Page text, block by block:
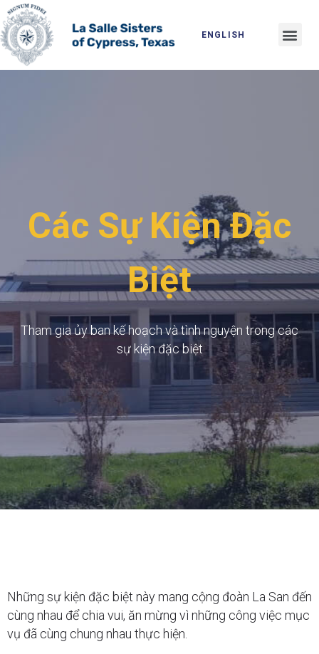
Skip
to
content
ENGLISH
Các Sự Kiện Đặc
Biệt​
Tham gia ủy ban kế hoạch và tình nguyện trong các
sự kiện đặc biệt
Những sự kiện đặc biệt này mang cộng đoàn La San đến
cùng nhau để chia vui, ăn mừng vì những công việc mục
vụ đã cùng chung nhau thực hiện.